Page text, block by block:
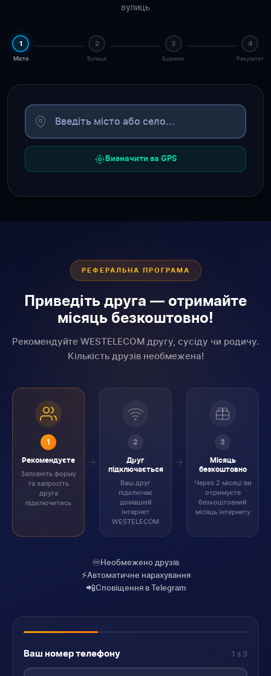
вулиць
1
Місто
2
Вулиця
3
Будинок
4
Результат
Визначити за GPS
РЕФЕРАЛЬНА ПРОГРАМА
Приведіть друга — отримайте
місяць безкоштовно!
Рекомендуйте WESTELECOM другу, сусіду чи родичу.
Кількість друзів необмежена!
1
Рекомендуєте
Заповніть форму
та запросіть
друга
підключитись
2
Друг
підключається
Ваш друг
підключає
домашній
інтернет
WESTELECOM
3
Місяць
безкоштовно
Через 2 місяці ви
отримуєте
безкоштовний
місяць інтернету
♾️Необмежено друзів
⚡Автоматичне нарахування
📲Сповіщення в Telegram
Ваш номер телефону 1 з 3